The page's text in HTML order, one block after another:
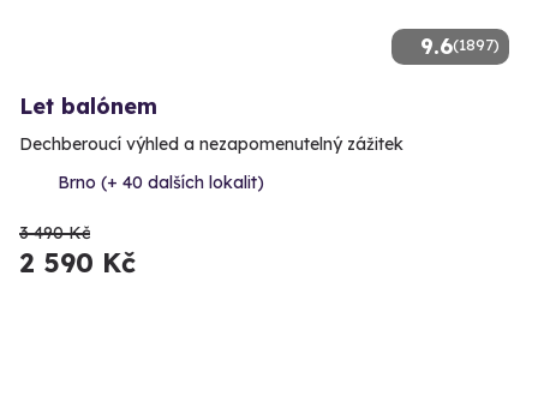
9.6(1897)
Let balónem
Dechberoucí výhled a nezapomenutelný zážitek
Brno (+ 40 dalších lokalit)
3 490 Kč
2 590 Kč